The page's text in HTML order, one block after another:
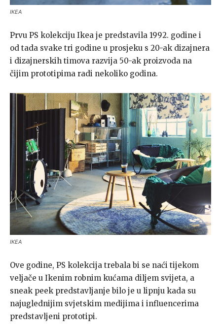
IKEA
Prvu PS kolekciju Ikea je predstavila 1992. godine i
od tada svake tri godine u prosjeku s 20-ak dizajnera
i dizajnerskih timova razvija 50-ak proizvoda na
čijim prototipima radi nekoliko godina.
IKEA
Ove godine, PS kolekcija trebala bi se naći tijekom
veljače u Ikenim robnim kućama diljem svijeta, a
sneak peek predstavljanje bilo je u lipnju kada su
najuglednijim svjetskim medijima i influencerima
predstavljeni prototipi.